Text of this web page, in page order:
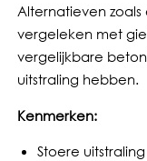
Alternatieven zoals
vergeleken met
vergelijkbare
uitstraling hebben.
Kenmerken:
Stoere uitstraling